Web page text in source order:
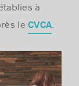
à
leCVCA.